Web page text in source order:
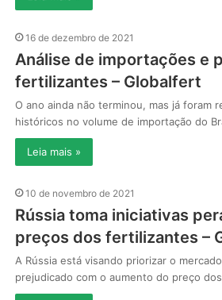
16 de dezembro de 2021
Análise de importações e
fertilizantes – Globalfert
O ano ainda não terminou, mas já foram
históricos no volume de importação do
Leia mais »
10 de novembro de 2021
Rússia toma iniciativas
preços dos fertilizantes –
A Rússia está visando priorizar o
prejudicado com o aumento do preço